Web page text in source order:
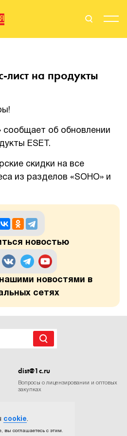
Партнером
лист на продукты
об обновлении
ESET.
скидки на все
из разделов «SOHO» и
новостью
новостями в
сетях
dist@1c.ru
Вопросы о лицензировании и оптовых
закупках
cookie.
вы соглашаетесь с этим.